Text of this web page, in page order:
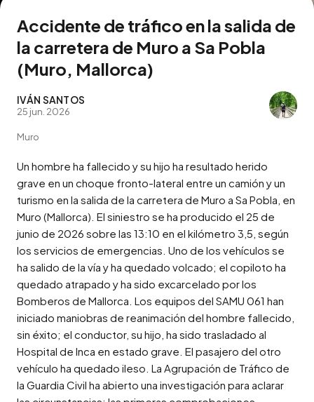
Accidente de tráfico en la salida de
la carretera de Muro a Sa Pobla
(Muro, Mallorca)
IVÁN SANTOS
25 jun. 2026
Muro
Un hombre ha fallecido y su hijo ha resultado herido
grave en un choque fronto-lateral entre un camión y un
turismo en la salida de la carretera de Muro a Sa Pobla, en
Muro (Mallorca). El siniestro se ha producido el 25 de
junio de 2026 sobre las 13:10 en el kilómetro 3,5, según
los servicios de emergencias. Uno de los vehículos se
ha salido de la vía y ha quedado volcado; el copiloto ha
quedado atrapado y ha sido excarcelado por los
Bomberos de Mallorca. Los equipos del SAMU 061 han
iniciado maniobras de reanimación del hombre fallecido,
sin éxito; el conductor, su hijo, ha sido trasladado al
Hospital de Inca en estado grave. El pasajero del otro
vehículo ha quedado ileso. La Agrupación de Tráfico de
la Guardia Civil ha abierto una investigación para aclarar